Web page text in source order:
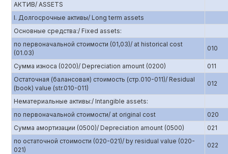
АКТИВ/ ASSETS
I. Долгосрочные активы/ Long term assets
Основные средства:/ Fixed assets:
по первоначальной стоимости (01,03)/ at historical cost
(01.03)
010
Сумма износа (0200)/ Depreciation amount (0200)
011
Остаточная (балансовая) стоимость (стр.010-011)/ Residual
(book) value (str.010-011)
012
Нематериальные активы:/ Intangible assets:
по первоначальной стоимости/ at original cost
020
Сумма амортизации (0500)/ Depreciation amount (0500)
021
по остаточной стоимости (020-021)/ by residual value (020-
021)
022